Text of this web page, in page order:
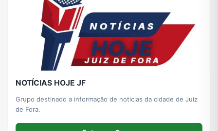
NOTÍCIAS HOJE JF
Grupo destinado a informação de noticias da cidade de Juiz
de Fora.